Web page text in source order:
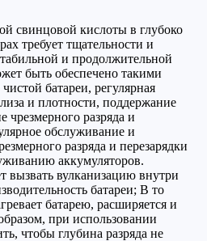
свинцовой кислоты в глубоко
требует тщательности и
и продолжительной
быть обеспечено такими
батареи, регулярная
и плотности, поддержание
чрезмерного разряда и
обслуживание и
разряда и перезарядки
аккумуляторов.
вызвать вулканизацию внутри
батареи; В то
батарею, расширяется и
при использовании
чтобы глубина разряда не